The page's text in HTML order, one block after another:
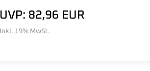
UVP: 82,96 EUR
Inkl. 19% MwSt.